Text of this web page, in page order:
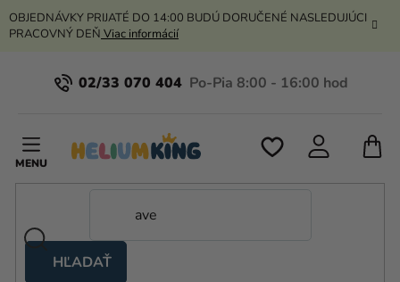
Prejsť
na
OBJEDNÁVKY PRIJATÉ DO 14:00 BUDÚ DORUČENÉ NASLEDUJÚCI
PRACOVNÝ DEŇ Viac informácií
02/33 070 404
HĽADAŤ